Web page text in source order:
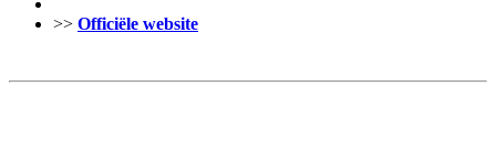
>> Officiële website